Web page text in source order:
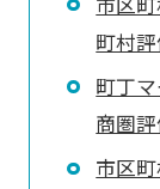
町村評
町丁
商圏評
市区